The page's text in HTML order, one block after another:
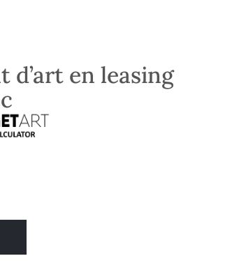
d’art en leasing